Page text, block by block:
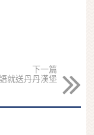
下一篇
就送丹丹漢堡